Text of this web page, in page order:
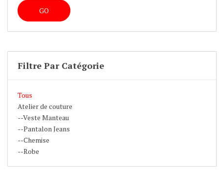
Filtre Par Catégorie
Tous
Atelier de couture
--Veste Manteau
--Pantalon Jeans
--Chemise
--Robe